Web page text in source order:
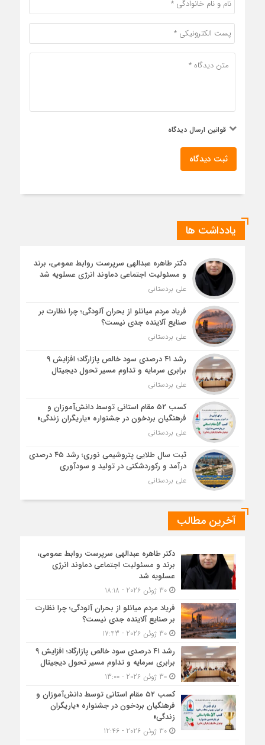
قوانین ارسال دیدگاه
ثبت دیدگاه
یادداشت ها
دکتر طاهره عبدالهی سرپرست روابط عمومی، برند
و مسئولیت اجتماعی دماوند انرژی عسلویه شد
علی بردستانی
فریاد مردم میانلو از بحران آلودگی؛ چرا نظارت بر
صنایع آلاینده جدی نیست؟
علی بردستانی
رشد ۴۱ درصدی سود خالص پازارگاد؛ افزایش ۹
برابری سرمایه و تداوم مسیر تحول دیجیتال
علی بردستانی
کسب ۵۲ مقام استانی توسط دانش‌آموزان و
فرهنگیان بردخون در جشنواره «یاریگران زندگی»
علی بردستانی
ثبت سال طلایی پتروشیمی نوری؛ رشد ۴۵ درصدی
درآمد و رکوردشکنی در تولید و سودآوری
علی بردستانی
آخرین مطالب
دکتر طاهره عبدالهی سرپرست روابط عمومی،
برند و مسئولیت اجتماعی دماوند انرژی
عسلویه شد
30 ژوئن 2026 - 18:18
فریاد مردم میانلو از بحران آلودگی؛ چرا نظارت
بر صنایع آلاینده جدی نیست؟
30 ژوئن 2026 - 17:43
رشد ۴۱ درصدی سود خالص پازارگاد؛ افزایش ۹
برابری سرمایه و تداوم مسیر تحول دیجیتال
30 ژوئن 2026 - 13:00
کسب ۵۲ مقام استانی توسط دانش‌آموزان و
فرهنگیان بردخون در جشنواره «یاریگران
زندگی»
30 ژوئن 2026 - 12:46